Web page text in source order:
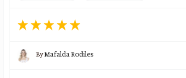
ByMafalda Rodiles